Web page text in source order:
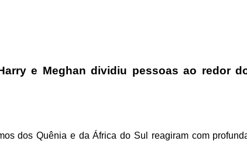
e Meghan dividiu pessoas ao redor
dos Quênia e da África do Sul reagiram com